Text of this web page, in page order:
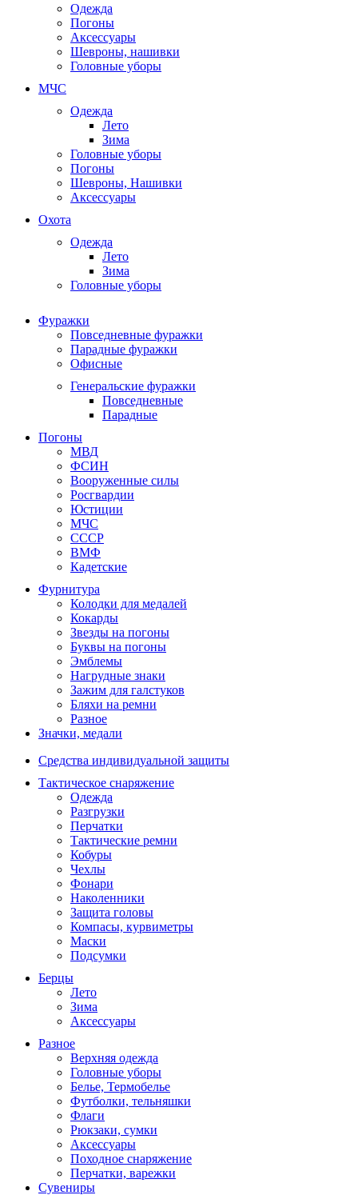
Одежда
Погоны
Аксессуары
Шевроны, нашивки
Головные уборы
МЧС
Одежда
Лето
Зима
Головные уборы
Погоны
Шевроны, Нашивки
Аксессуары
Охота
Одежда
Лето
Зима
Головные уборы
Фуражки
Повседневные фуражки
Парадные фуражки
Офисные
Генеральские фуражки
Повседневные
Парадные
Погоны
МВД
ФСИН
Вооруженные силы
Росгвардии
Юстиции
МЧС
СССР
ВМФ
Кадетские
Фурнитура
Колодки для медалей
Кокарды
Звезды на погоны
Буквы на погоны
Эмблемы
Нагрудные знаки
Зажим для галстуков
Бляхи на ремни
Разное
Значки, медали
Средства индивидуальной защиты
Тактическое снаряжение
Одежда
Разгрузки
Перчатки
Тактические ремни
Кобуры
Чехлы
Фонари
Наколенники
Защита головы
Компасы, курвиметры
Маски
Подсумки
Берцы
Лето
Зима
Аксессуары
Разное
Верхняя одежда
Головные уборы
Белье, Термобелье
Футболки, тельняшки
Флаги
Рюкзаки, сумки
Аксессуары
Походное снаряжение
Перчатки, варежки
Сувениры